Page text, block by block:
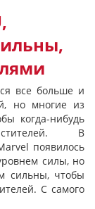
все больше и
но многие из
когда-нибудь
В
появилось
силы, но
сильны, чтобы
С самого